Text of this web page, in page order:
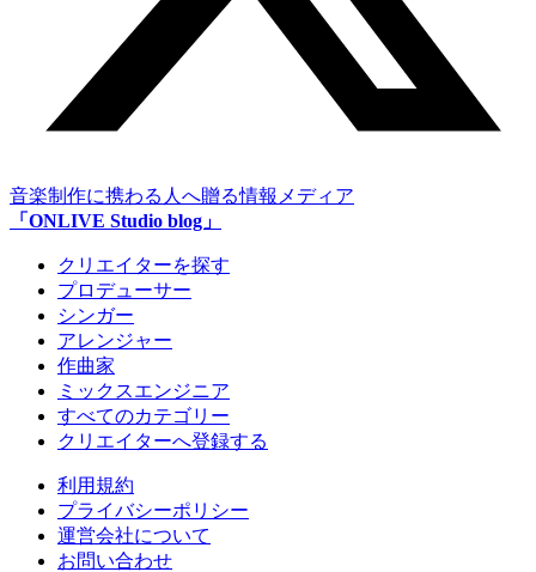
音楽制作に携わる人へ贈る情報メディア
「ONLIVE Studio blog」
クリエイターを探す
プロデューサー
シンガー
アレンジャー
作曲家
ミックスエンジニア
すべてのカテゴリー
クリエイターへ登録する
利用規約
プライバシーポリシー
運営会社について
お問い合わせ